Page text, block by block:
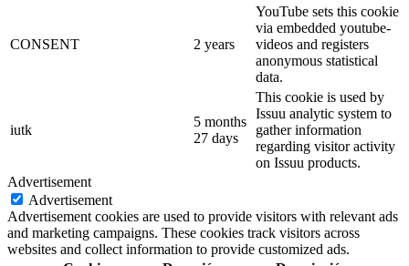
CONSENT 2 years
YouTube sets this cookie
via embedded youtube-
videos and registers
anonymous statistical
data.
iutk
5 months
27 days
This cookie is used by
Issuu analytic system to
gather information
regarding visitor activity
on Issuu products.
Advertisement
Advertisement
Advertisement cookies are used to provide visitors with relevant ads
and marketing campaigns. These cookies track visitors across
websites and collect information to provide customized ads.